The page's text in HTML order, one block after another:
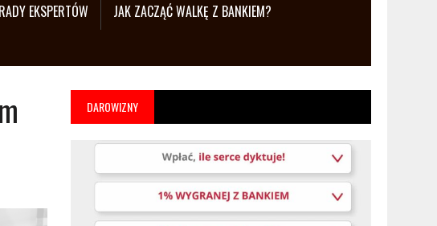
EKSPERTÓW
JAK ZACZĄĆ WALKĘ Z BANKIEM?
DAROWIZNY